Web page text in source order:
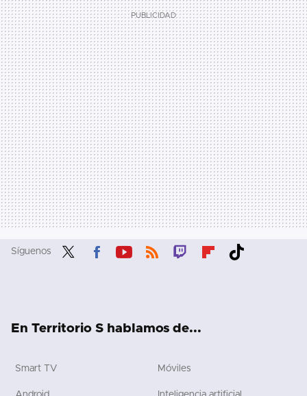
Síguenos
En Territorio S hablamos de...
Smart TV Móviles